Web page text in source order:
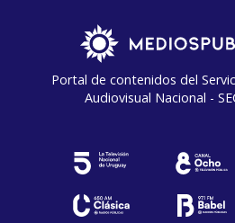
Portal de contenidos del
Audiovisual Nacional -